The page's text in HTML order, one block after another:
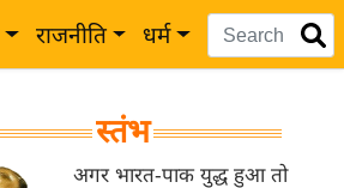
राजनीति धर्म
स्तंभ
अगर भारत-पाक युद्ध हुआ तो